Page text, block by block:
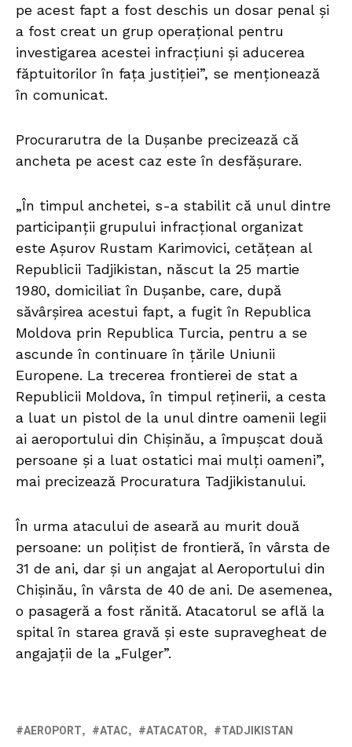
pe acest fapt a fost deschis un dosar penal și
a fost creat un grup operațional pentru
investigarea acestei infracțiuni și aducerea
făptuitorilor în fața justiției”, se menționează
în comunicat.
Procurarutra de la Dușanbe precizează că
ancheta pe acest caz este în desfășurare.
„În timpul anchetei, s-a stabilit că unul dintre
participanții grupului infracțional organizat
este Așurov Rustam Karimovici, cetățean al
Republicii Tadjikistan, născut la 25 martie
1980, domiciliat în Dușanbe, care, după
săvârșirea acestui fapt, a fugit în Republica
Moldova prin Republica Turcia, pentru a se
ascunde în continuare în țările Uniunii
Europene. La trecerea frontierei de stat a
Republicii Moldova, în timpul reținerii, a cesta
a luat un pistol de la unul dintre oamenii legii
ai aeroportului din Chișinău, a împușcat două
persoane și a luat ostatici mai mulți oameni”,
mai precizează Procuratura Tadjikistanului.
În urma atacului de aseară au murit două
persoane: un polițist de frontieră, în vârsta de
31 de ani, dar și un angajat al Aeroportului din
Chișinău, în vârsta de 40 de ani. De asemenea,
o pasageră a fost rănită. Atacatorul se află la
spital în starea gravă și este supravegheat de
angajații de la „Fulger”.
AEROPORT ATAC ATACATOR TADJIKISTAN